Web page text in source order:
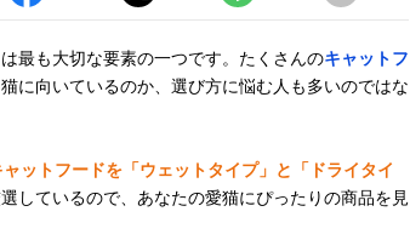
最も大切な要素の一つです。たくさんのキャットフ
に向いているのか、選び方に悩む人も多いのではな
ットフードを「ウェットタイプ」と「ドライタイ
しているので、あなたの愛猫にぴったりの商品を見